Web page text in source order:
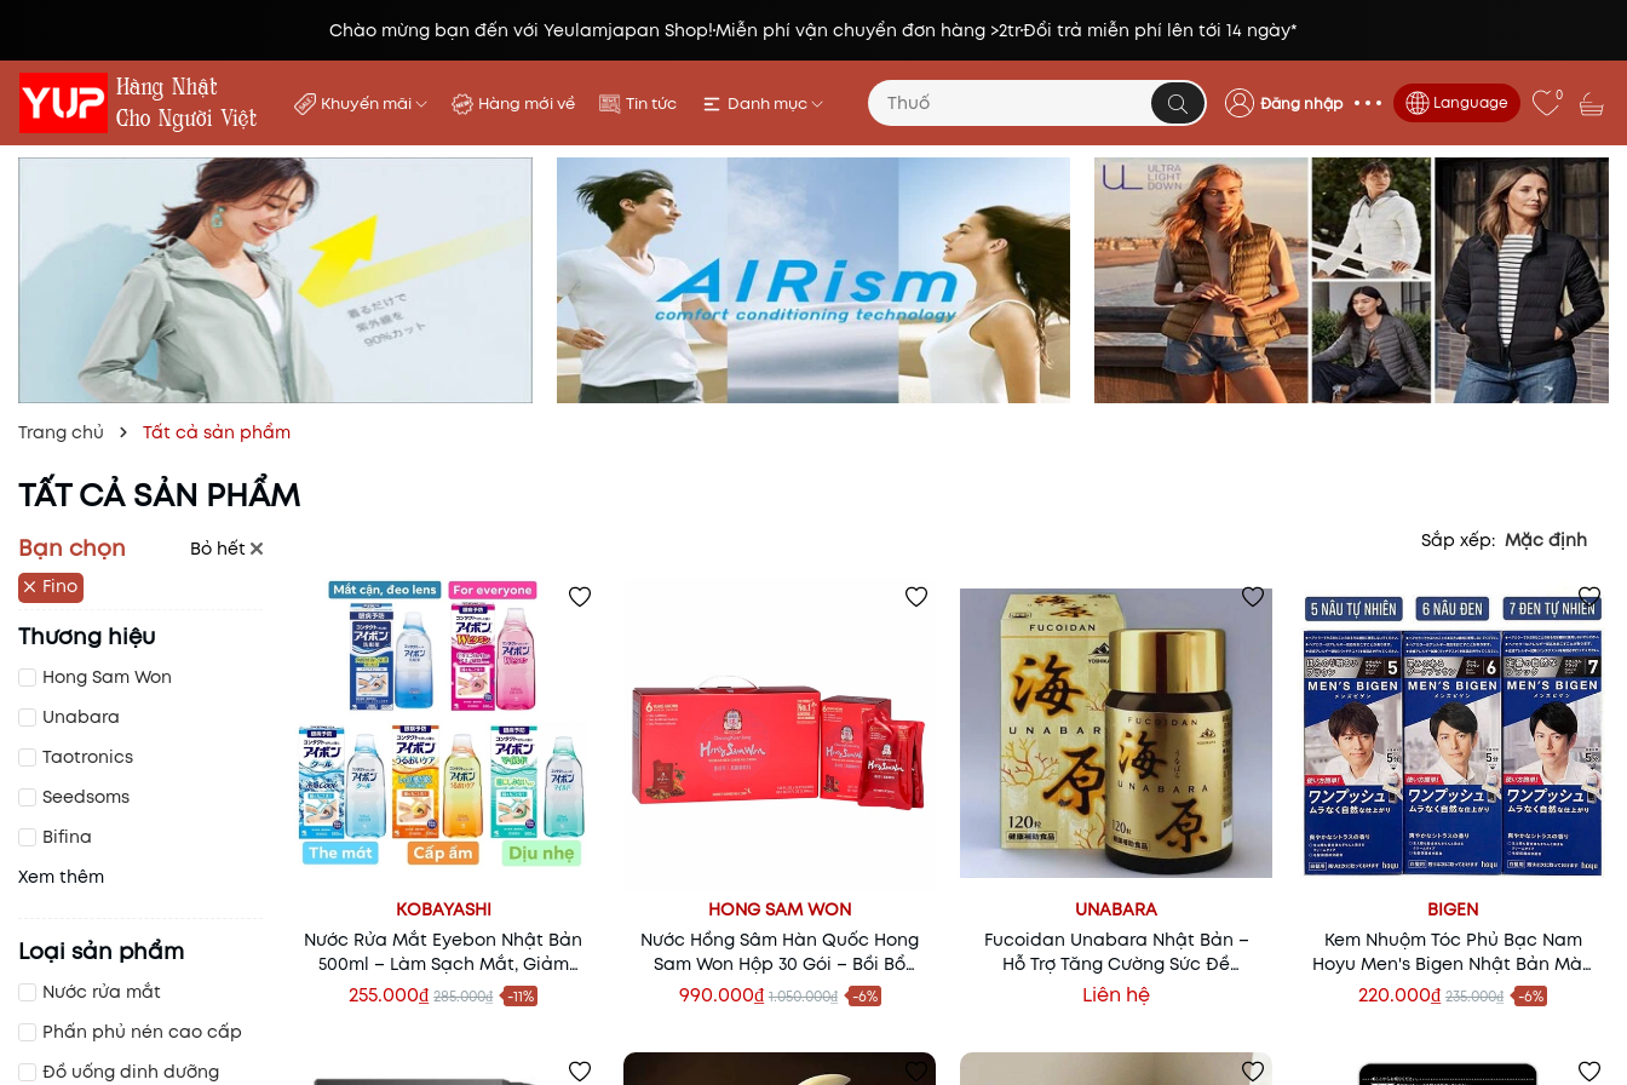
Chào mừng bạn đến với Yeulamjapan Shop!Miễn phí vận chuyển đơn hàng >2trĐổi trả miễn phí lên tới 14 ngày*
Khuyến mãi Hàng mới về Tin tức Danh mục Đăng nhập Language 0
Trang chủ Tất cả sản phẩm
TẤT CẢ SẢN PHẨM
Bạn chọn
Bỏ hết
Fino
Thương hiệu
Hong Sam Won
Unabara
Taotronics
Seedsoms
Bifina
Xem thêm
Loại sản phẩm
Nước rửa mắt
Phấn phủ nén cao cấp
Đồ uống dinh dưỡng
Sắp xếp: Mặc định
KOBAYASHI
Nước Rửa Mắt Eyebon Nhật Bản
500ml – Làm Sạch Mắt, Giảm
Khô Mỏi, Bảo Vệ Đôi Mắt Khỏi Bụi
Bẩn
255.000₫ 285.000₫ -11%
HONG SAM WON
Nước Hồng Sâm Hàn Quốc Hong
Sam Won Hộp 30 Gói – Bồi Bổ
Sức Khỏe, Tăng Đề Kháng Hiệu
Quả
990.000₫ 1.050.000₫ -6%
UNABARA
Fucoidan Unabara Nhật Bản –
Hỗ Trợ Tăng Cường Sức Đề
Kháng, Nâng Cao Sức Khỏe
Liên hệ
BIGEN
Kem Nhuộm Tóc Phủ Bạc Nam
Hoyu Men's Bigen Nhật Bản Màu
5 - 6 - 7 Chính Hãng
220.000₫ 235.000₫ -6%